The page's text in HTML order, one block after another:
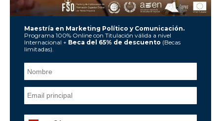
Maestría en Marketing Político y Comunicación.
Programa 100% Online con Titulación válida a nivel
Internacional + Beca del 65% de descuento (Becas
limitadas).